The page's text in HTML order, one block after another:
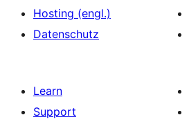
Hosting (engl.)
Datenschutz
Learn
Support